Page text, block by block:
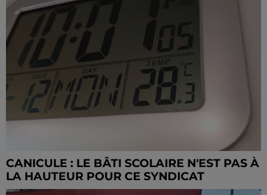
CANICULE : LE BÂTI SCOLAIRE N'EST PAS À
LA HAUTEUR POUR CE SYNDICAT